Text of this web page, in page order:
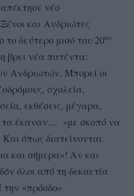
νέο
και Ανδριώτες
δεύτερο μισό του 20ου
βρει νέα πατέντα:
Ανδριωτών. Μπορεί οι
σχολεία,
εκθέσεις, μέγαρα,
τα έκαναν… «με σκοπό να
όπως διατείνονται
και σήμερα»! Αν και
όλοι από τη δεκαετία
την «πρόοδο»